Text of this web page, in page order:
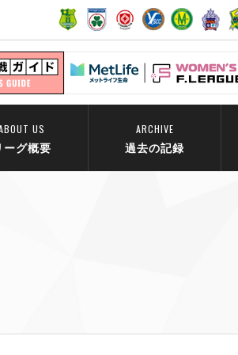
US
ーグ概要
ARCHIVE
過去の記録